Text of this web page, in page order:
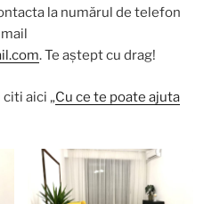
la numărul de telefon
. Te aștept cu drag!
aici „Cu ce te poate ajuta